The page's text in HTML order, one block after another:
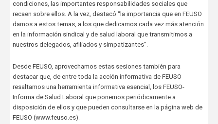
condiciones, las importantes responsabilidades sociales que
recaen sobre ellos. A la vez, destacó “la importancia que en FEUSO
damos a estos temas, a los que dedicamos cada vez más atención
en la información sindical y de salud laboral que transmitimos a
nuestros delegados, afiliados y simpatizantes”.
Desde FEUSO, aprovechamos estas sesiones también para
destacar que, de entre toda la acción informativa de FEUSO
resaltamos una herramienta informativa esencial, los FEUSO-
Informa de Salud Laboral que ponemos periódicamente a
disposición de ellos y que pueden consultarse en la página web de
FEUSO (www.feuso.es).